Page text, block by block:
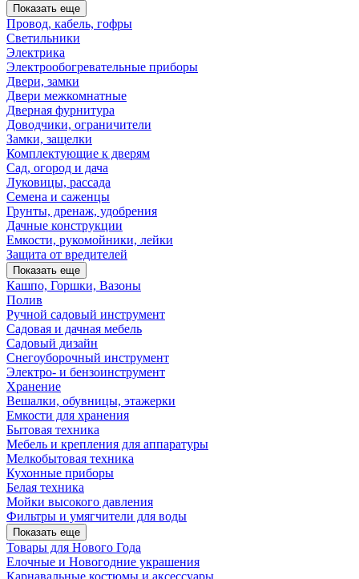
Показать еще
Провод, кабель, гофры
Светильники
Электрика
Электрообогревательные приборы
Двери, замки
Двери межкомнатные
Дверная фурнитура
Доводчики, ограничители
Замки, защелки
Комплектующие к дверям
Сад, огород и дача
Луковицы, рассада
Семена и саженцы
Грунты, дренаж, удобрения
Дачные конструкции
Емкости, рукомойники, лейки
Защита от вредителей
Показать еще
Кашпо, Горшки, Вазоны
Полив
Ручной садовый инструмент
Садовая и дачная мебель
Садовый дизайн
Снегоуборочный инструмент
Электро- и бензоинструмент
Хранение
Вешалки, обувницы, этажерки
Емкости для хранения
Бытовая техника
Мебель и крепления для аппаратуры
Мелкобытовая техника
Кухонные приборы
Белая техника
Мойки высокого давления
Фильтры и умягчители для воды
Показать еще
Товары для Нового Года
Елочные и Новогодние украшения
Карнавальные костюмы и аксессуары